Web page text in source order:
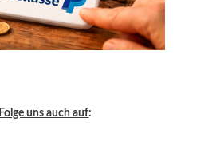
Folge uns auch auf: